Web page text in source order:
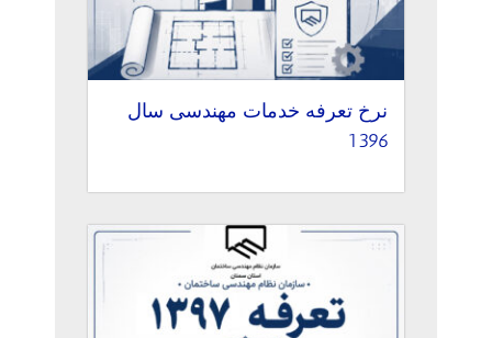
نرخ تعرفه خدمات مهندسی سال
1396